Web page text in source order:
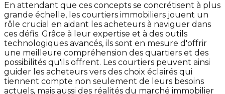
En attendant que ces concepts se concrétisent à plus
grande échelle, les courtiers immobiliers jouent un
rôle crucial en aidant les acheteurs à naviguer dans
ces défis. Grâce à leur expertise et à des outils
technologiques avancés, ils sont en mesure d'offrir
une meilleure compréhension des quartiers et des
possibilités qu'ils offrent. Les courtiers peuvent ainsi
guider les acheteurs vers des choix éclairés qui
tiennent compte non seulement de leurs besoins
actuels, mais aussi des réalités du marché immobilier